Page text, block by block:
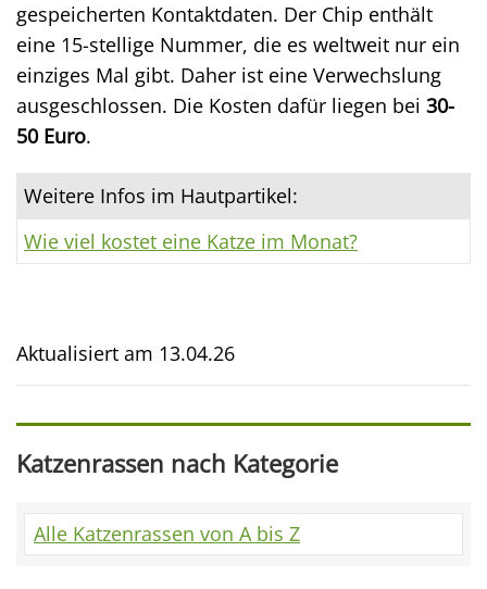
gespeicherten Kontaktdaten. Der Chip enthält
eine 15-stellige Nummer, die es weltweit nur ein
einziges Mal gibt. Daher ist eine Verwechslung
ausgeschlossen. Die Kosten dafür liegen bei 30-
50 Euro.
Weitere Infos im Hautpartikel:
Wie viel kostet eine Katze im Monat?
Aktualisiert am 13.04.26
Katzenrassen nach Kategorie
Alle Katzenrassen von A bis Z